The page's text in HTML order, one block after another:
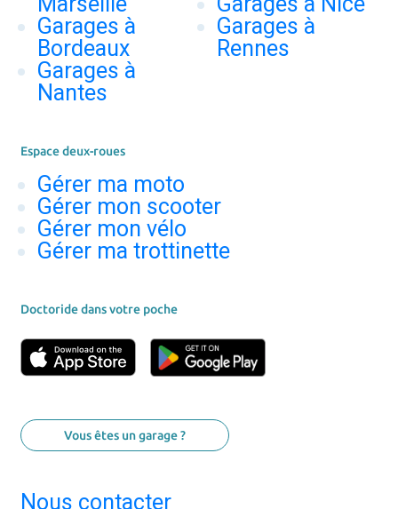
Garages à
Bordeaux
Garages à
Nantes
Garages à
Rennes
Espace deux-roues
Gérer ma moto
Gérer mon scooter
Gérer mon vélo
Gérer ma trottinette
Doctoride dans votre poche
Vous êtes un garage ?
Nous contacter